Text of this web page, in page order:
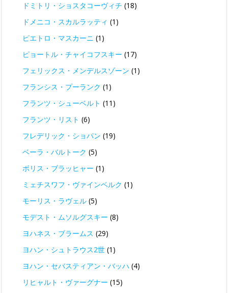
ドミトリ・ショスタコーヴィチ (18)
ドメニコ・スカルラッティ (1)
ピエトロ・マスカーニ (1)
ピョートル・チャイコフスキー (17)
フェリックス・メンデルスゾーン (1)
フランシス・プーランク (1)
フランツ・シューベルト (11)
フランツ・リスト (6)
フレデリック・ショパン (19)
ベーラ・バルトーク (5)
ボリス・ブラッヒャー (1)
ミェチスワフ・ヴァインベルク (1)
モーリス・ラヴェル (5)
モデスト・ムソルグスキー (8)
ヨハネス・ブラームス (29)
ヨハン・シュトラウス2世 (1)
ヨハン・セバスティアン・バッハ (4)
リヒャルト・ヴァーグナー (15)